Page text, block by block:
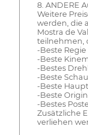
8. ANDERE
Weitere
werden, die
Mostra de
teilnehmen,
-Beste Regie
-Beste
-Bestes
-Beste
-Beste
-Beste
-Bestes
Zusätzliche
verliehen